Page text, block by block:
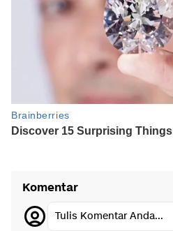
Komentar
Tulis Komentar Anda...